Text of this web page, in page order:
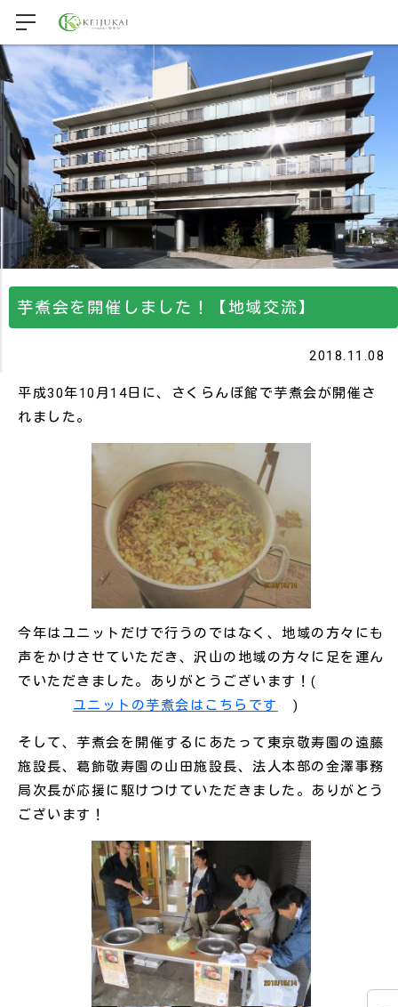
芋煮会を開催しました！【地域交流】
2018.11.08
平成30年10月14日に、さくらんぼ館で芋煮会が開催さ
れました。
今年はユニットだけで行うのではなく、地域の方々にも
声をかけさせていただき、沢山の地域の方々に足を運ん
でいただきました。ありがとうございます！(
ユニットの芋煮会はこちらです
)
そして、芋煮会を開催するにあたって東京敬寿園の遠藤
施設長、葛飾敬寿園の山田施設長、法人本部の金澤事務
局次長が応援に駆けつけていただきました。ありがとう
ございます！